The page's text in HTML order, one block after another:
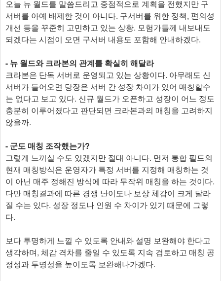
오늘 뉴 월드를 말씀드리고 중점적으로 계획을 전했지만 구
서버를 아예 배제한 것이 아니다. 구서버를 위한 정책, 편의성
개선 등을 꾸준히 고민하고 있는 상황. 모험가들께 내보내도
되겠다는 시점이 오면 구서버 내용도 포함해 안내하겠다.
- 뉴 월드와 크라본의 관계를 확실히 해달라
크라본은 단독 서버로 운영되고 있는 상황이다. 아무래도 신
서버가 들어오면 당장은 서버 간 성장 차이가 있어 매칭할수
는 없다고 보고 있다. 신규 월드가 오픈하고 성장이 어느 정도
충분히 이루어졌다고 판단되면 크라본과의 매칭을 고려하지
않을까.
- 군도 매칭 조작했는가?
그렇게 느끼실 수도 있겠지만 절대 아니다. 먼저 통합 필드의
현재 매칭방식은 운영자가 특정 서버를 지정해 매칭하는 것
이 아닌 매주 정해진 방식에 따라 무작위 매칭을 하는 것이다.
다만 매칭결과에 따른 경쟁 난이도나 보상 체감이 크게 달라
질 수는 있다. 성장 정도나 인원 수 차이가 있기 때문에 그렇
다.
보다 투명하게 느낄 수 있도록 안내와 설명 보완해야 한다고
생각하며, 체감 격차를 줄일 수 있도록 지속 검토하고 매칭 공
정성과 투명성을 높이도록 보완해나가겠다.